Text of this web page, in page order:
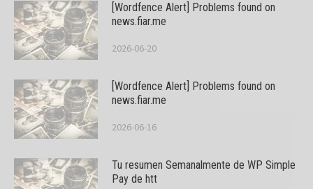
[Wordfence Alert] Problems found on
news.fiar.me
2026-06-20
[Wordfence Alert] Problems found on
news.fiar.me
2026-06-16
Tu resumen Semanalmente de WP Simple
Pay de htt